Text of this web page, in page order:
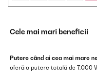
Cele mai mari beneficii
Putere când ai cea mai mare
oferă o putere totală de 7.000